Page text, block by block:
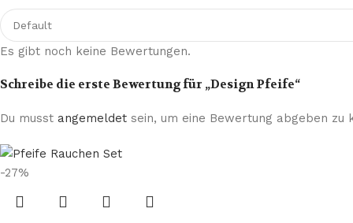
Es gibt noch keine Bewertungen.
Schreibe die erste Bewertung für „Design Pfeife“
Du musst angemeldet sein, um eine Bewertung abgeben zu
-27%